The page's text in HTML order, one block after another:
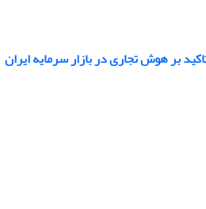
بر هوش تجاری در بازار سرمایه ایران